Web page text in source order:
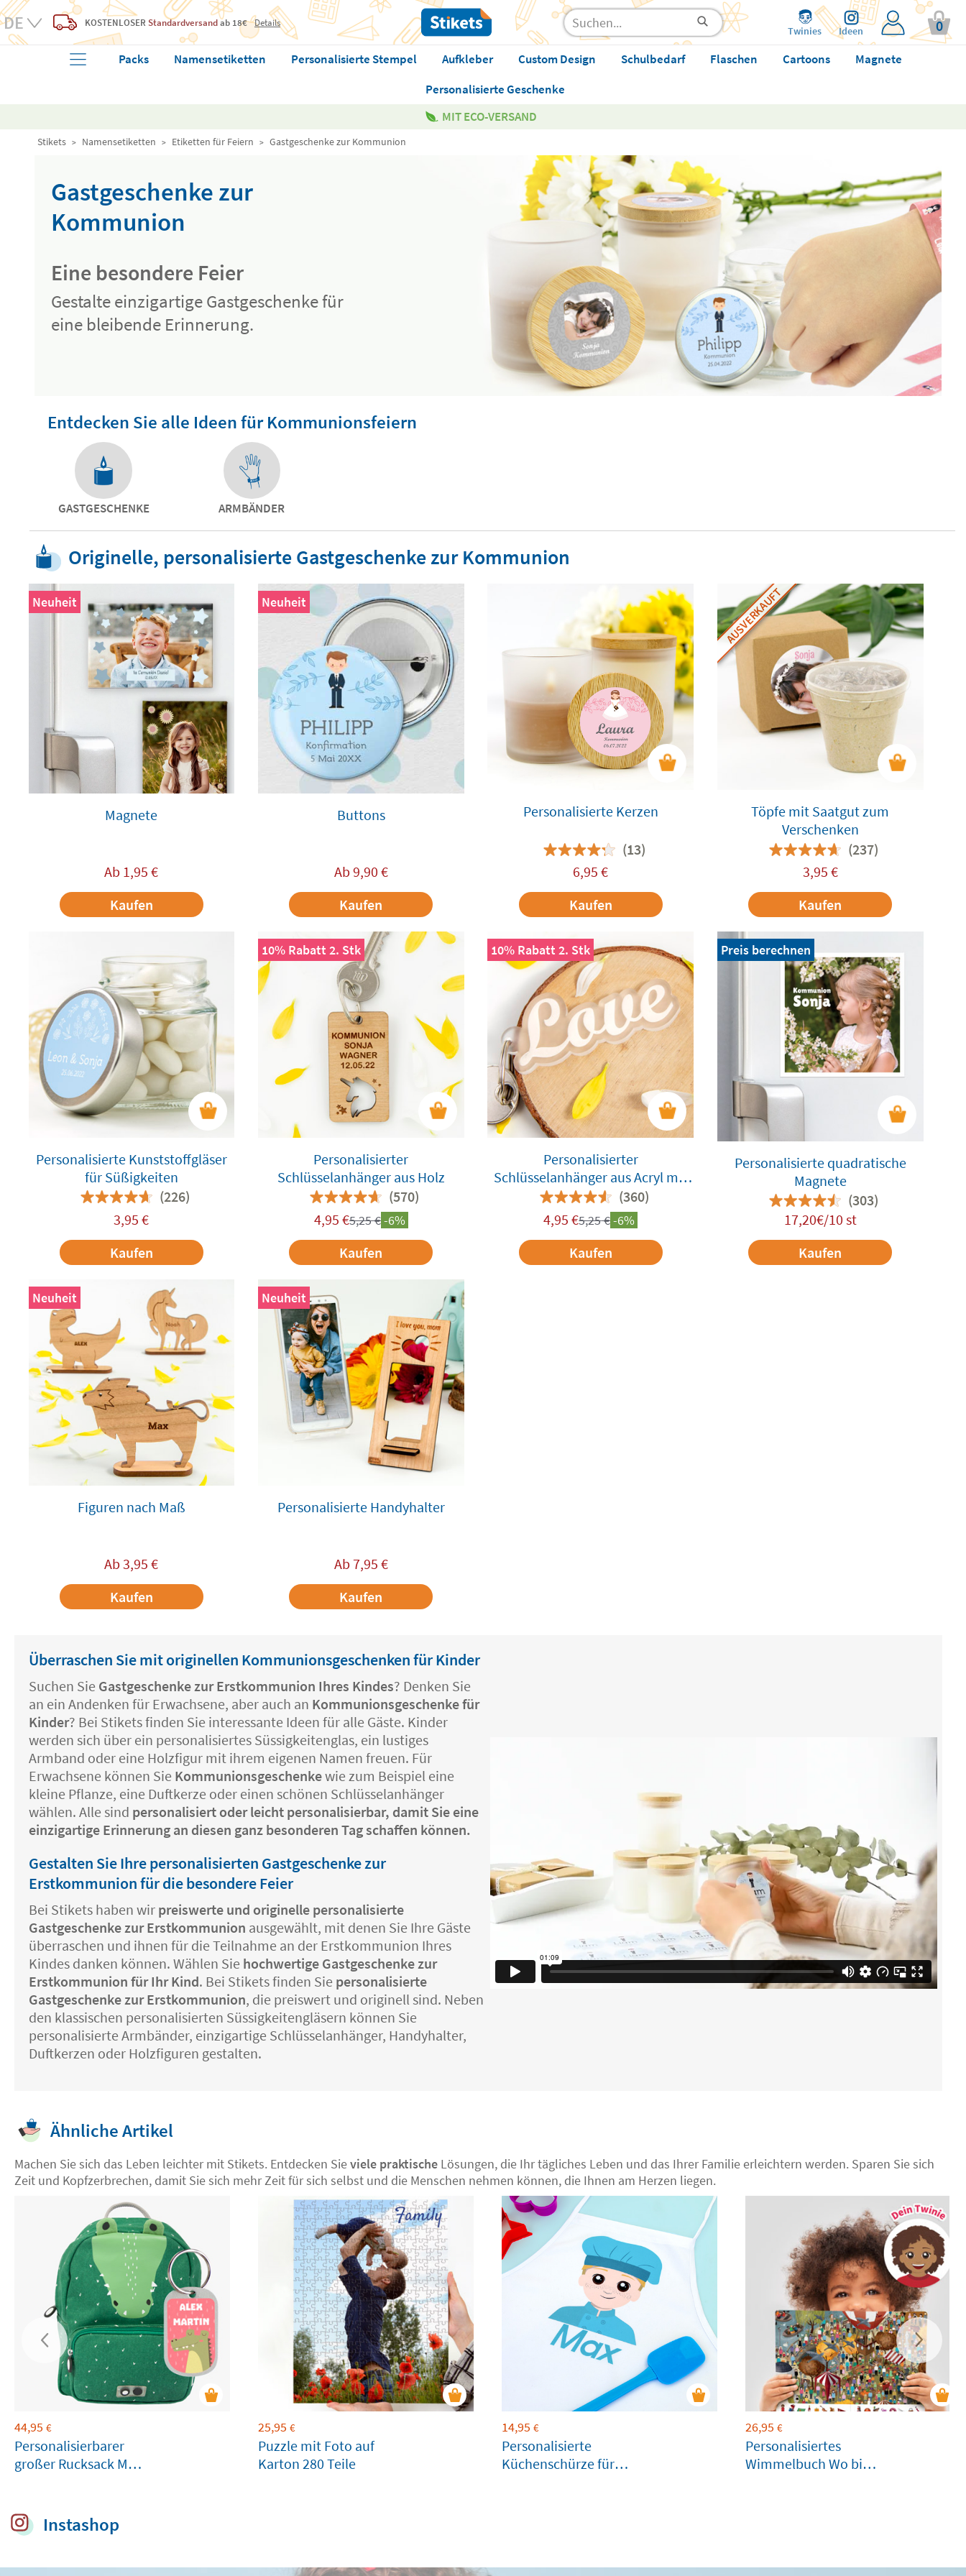
KOSTENLOSER Standardversandab 18€ Details
Twinies Ideen 0
Packs Namensetiketten Personalisierte Stempel Aufkleber Custom Design Schulbedarf Flaschen Cartoons
Magnete
Personalisierte Geschenke
MIT ECO-VERSAND
Stikets Namensetiketten Etiketten für Feiern Gastgeschenke zur Kommunion
Gastgeschenke zur
Kommunion
Eine besondere Feier
Gestalte einzigartige Gastgeschenke für
eine bleibende Erinnerung.
Entdecken Sie alle Ideen für Kommunionsfeiern
GASTGESCHENKE ARMBÄNDER
Originelle, personalisierte Gastgeschenke zur Kommunion
Neuheit
Magnete
Ab 1,95 €
Kaufen
Neuheit
Buttons
Ab 9,90 €
Kaufen
Personalisierte Kerzen
(13)
6,95 €
Kaufen
AUSVERKAUFT
Töpfe mit Saatgut zum
Verschenken
(237)
3,95 €
Kaufen
Personalisierte Kunststoffgläser
für Süßigkeiten
(226)
3,95 €
Kaufen
10% Rabatt 2. Stk
Personalisierter
Schlüsselanhänger aus Holz
(570)
4,95 €5,25€-6%
Kaufen
10% Rabatt 2. Stk
Personalisierter
Schlüsselanhänger aus Acryl mit
Namen (360)
4,95 €5,25€-6%
Kaufen
Preis berechnen
Personalisierte quadratische
Magnete
(303)
17,20€/10 st
Kaufen
Neuheit
Figuren nach Maß
Ab3,95 €
Kaufen
Neuheit
Personalisierte Handyhalter
Ab 7,95 €
Kaufen
Überraschen Sie mit originellen Kommunionsgeschenken für Kinder
Suchen Sie Gastgeschenke zur Erstkommunion Ihres Kindes? Denken Sie
an ein Andenken für Erwachsene, aber auch an Kommunionsgeschenke für
Kinder? Bei Stikets finden Sie interessante Ideen für alle Gäste. Kinder
werden sich über ein personalisiertes Süssigkeitenglas, ein lustiges
Armband oder eine Holzfigur mit ihrem eigenen Namen freuen. Für
Erwachsene können Sie Kommunionsgeschenkewie zum Beispiel eine
kleine Pflanze, eine Duftkerze oder einen schönen Schlüsselanhänger
wählen. Alle sind personalisiert oder leicht personalisierbar, damit Sie eine
einzigartige Erinnerung an diesen ganz besonderen Tag schaffen können.
Gestalten Sie Ihre personalisierten Gastgeschenke zur
Erstkommunion für die besondere Feier
Bei Stikets haben wir preiswerte und originelle personalisierte
Gastgeschenke zur Erstkommunion ausgewählt, mit denen Sie Ihre Gäste
überraschen und ihnen für die Teilnahme an der Erstkommunion Ihres
Kindes danken können. Wählen Sie hochwertige Gastgeschenke zur
Erstkommunion für Ihr Kind. Bei Stikets finden Sie personalisierte
Gastgeschenke zur Erstkommunion, die preiswert und originell sind. Neben
den klassischen personalisierten Süssigkeitengläsern können Sie
personalisierte Armbänder, einzigartige Schlüsselanhänger, Handyhalter,
Duftkerzen oder Holzfiguren gestalten.
Ähnliche Artikel
Machen Sie sich das Leben leichter mit Stikets. Entdecken Sieviele praktische Lösungen, die Ihr tägliches Leben und das Ihrer Familie erleichtern werden. Sparen Sie sich
Zeit und Kopfzerbrechen, damit Sie sich mehr Zeit für sich selbst und die Menschen nehmen können, die Ihnen am Herzen liegen.
44,95 €
Personalisierbarer
großer Rucksack Mr.
25,95 €
Puzzle mit Foto auf
Karton 280 Teile
14,95 €
Personalisierte
Küchenschürze für
26,95 €
Personalisiertes
Wimmelbuch Wo bist
Instashop